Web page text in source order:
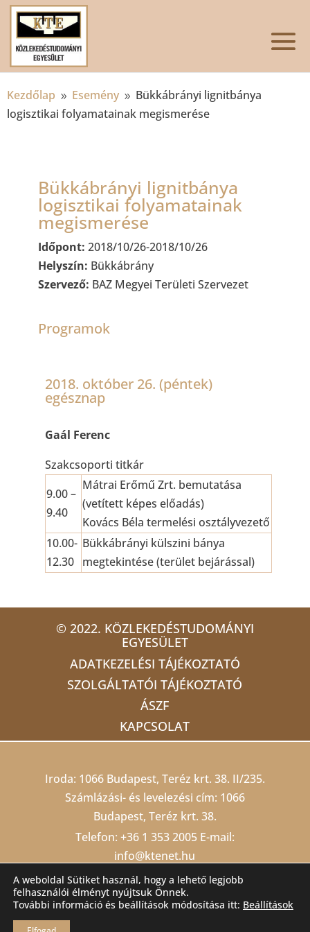
Kezdőlap 9 Esemény 9 Bükkábrányi lignitbánya
logisztikai folyamatainak megismerése
Bükkábrányi lignitbánya
logisztikai folyamatainak
megismerése
Időpont: 2018/10/26-2018/10/26
Helyszín: Bükkábrány
Szervező: BAZ Megyei Területi Szervezet
Programok
2018. október 26. (péntek)
egésznap
Gaál Ferenc
Szakcsoporti titkár
9.00 –
9.40
Mátrai Erőmű Zrt. bemutatása
(vetített képes előadás)
Kovács Béla termelési osztályvezető
10.00-
12.30
Bükkábrányi külszini bánya
megtekintése (terület bejárással)
© 2022. KÖZLEKEDÉSTUDOMÁNYI
EGYESÜLET
ADATKEZELÉSI TÁJÉKOZTATÓ
SZOLGÁLTATÓI TÁJÉKOZTATÓ
ÁSZF
KAPCSOLAT
Iroda: 1066 Budapest, Teréz krt. 38. II/235.
Számlázási- és levelezési cím: 1066
Budapest, Teréz krt. 38.
Telefon: +36 1 353 2005 E-mail:
info@ktenet.hu
Adószám: 19815709-2-42 Cégjegyzékszám:
01 02 000403Számlaszám: 10200823-
A weboldal Sütiket használ, hogy a lehető legjobb
felhasználói élményt nyújtsuk Önnek.
További információ és beállítások módosítása itt: Beállítások